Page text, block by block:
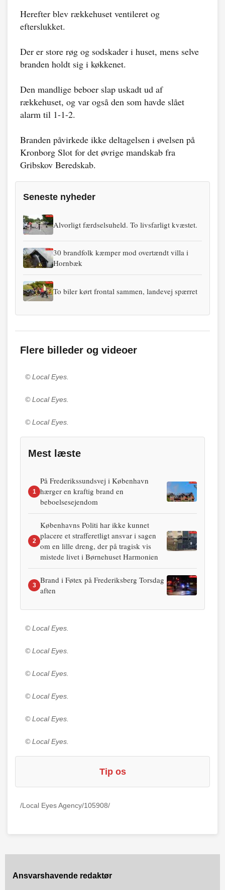
Herefter blev rækkehuset ventileret og
efterslukket.
Der er store røg og sodskader i huset, mens selve
branden holdt sig i køkkenet.
Den mandlige beboer slap uskadt ud af
rækkehuset, og var også den som havde slået
alarm til 1-1-2.
Branden påvirkede ikke deltagelsen i øvelsen på
Kronborg Slot for det øvrige mandskab fra
Gribskov Beredskab.
Seneste nyheder
Alvorligt færdselsuheld. To livsfarligt kvæstet.
30 brandfolk kæmper mod overtændt villa i
Hornbæk
To biler kørt frontal sammen, landevej spærret
Flere billeder og videoer
© Local Eyes.
© Local Eyes.
© Local Eyes.
Mest læste
1
På Frederikssundsvej i København
hærger en kraftig brand en
beboelsesejendom
2
Københavns Politi har ikke kunnet
placere et strafferetligt ansvar i sagen
om en lille dreng, der på tragisk vis
mistede livet i Børnehuset Harmonien
3
Brand i Føtex på Frederiksberg Torsdag
aften
© Local Eyes.
© Local Eyes.
© Local Eyes.
© Local Eyes.
© Local Eyes.
© Local Eyes.
Tip os
/Local Eyes Agency/105908/
Ansvarshavende redaktør